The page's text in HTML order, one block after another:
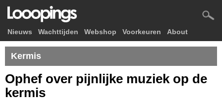
Nieuws Wachttijden Webshop Voorkeuren About
Kermis
Ophef over pijnlijke muziek op de
kermis